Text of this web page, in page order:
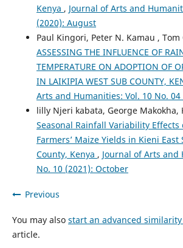
Kenya , Journal of Arts and
(2020): August
Paul Kingori, Peter N. Kamau , Tom
ASSESSING THE INFLUENCE OF
TEMPERATURE ON ADOPTION OF
IN LAIKIPIA WEST SUB COUNTY,
Arts and Humanities: Vol. 10 No.
lilly Njeri kabata, George Makokha,
Seasonal Rainfall Variability
Farmers’ Maize Yields in Kieni
County, Kenya , Journal of Arts and
No. 10 (2021): October
Previous
You may also start an advanced similarity
article.